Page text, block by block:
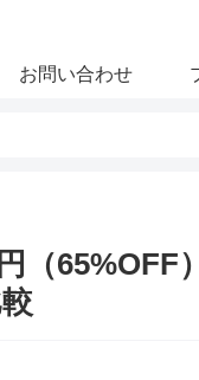
お問い合わせ
（65%OFF